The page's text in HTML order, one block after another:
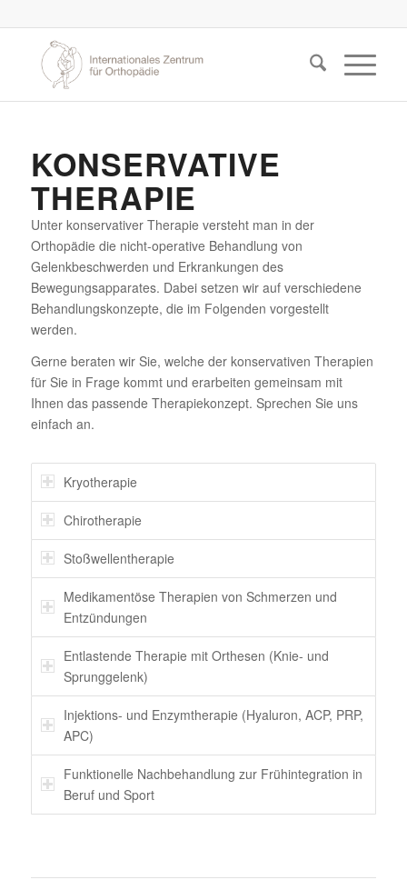
KONSERVATIVE
THERAPIE
Unter konservativer Therapie versteht man in der
Orthopädie die nicht-operative Behandlung von
Gelenkbeschwerden und Erkrankungen des
Bewegungsapparates. Dabei setzen wir auf verschiedene
Behandlungskonzepte, die im Folgenden vorgestellt
werden.
Gerne beraten wir Sie, welche der konservativen Therapien
für Sie in Frage kommt und erarbeiten gemeinsam mit
Ihnen das passende Therapiekonzept. Sprechen Sie uns
einfach an.
Kryotherapie
Chirotherapie
Stoßwellentherapie
Medikamentöse Therapien von Schmerzen und
Entzündungen
Entlastende Therapie mit Orthesen (Knie- und
Sprunggelenk)
Injektions- und Enzymtherapie (Hyaluron, ACP, PRP,
APC)
Funktionelle Nachbehandlung zur Frühintegration in
Beruf und Sport